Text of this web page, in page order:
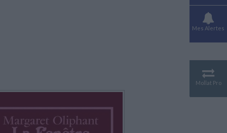
Mes Alertes
Mollat Pro